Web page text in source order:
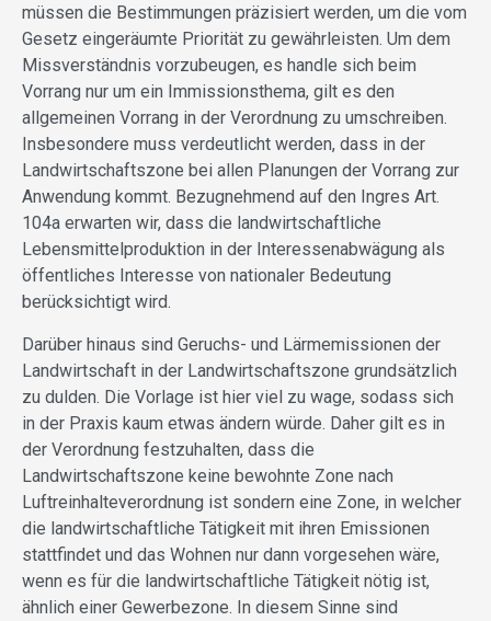
müssen die Bestimmungen präzisiert werden, um die vom
Gesetz eingeräumte Priorität zu gewährleisten. Um dem
Missverständnis vorzubeugen, es handle sich beim
Vorrang nur um ein Immissionsthema, gilt es den
allgemeinen Vorrang in der Verordnung zu umschreiben.
Insbesondere muss verdeutlicht werden, dass in der
Landwirtschaftszone bei allen Planungen der Vorrang zur
Anwendung kommt. Bezugnehmend auf den Ingres Art.
104a erwarten wir, dass die landwirtschaftliche
Lebensmittelproduktion in der Interessenabwägung als
öffentliches Interesse von nationaler Bedeutung
berücksichtigt wird.
Darüber hinaus sind Geruchs- und Lärmemissionen der
Landwirtschaft in der Landwirtschaftszone grundsätzlich
zu dulden. Die Vorlage ist hier viel zu wage, sodass sich
in der Praxis kaum etwas ändern würde. Daher gilt es in
der Verordnung festzuhalten, dass die
Landwirtschaftszone keine bewohnte Zone nach
Luftreinhalteverordnung ist sondern eine Zone, in welcher
die landwirtschaftliche Tätigkeit mit ihren Emissionen
stattfindet und das Wohnen nur dann vorgesehen wäre,
wenn es für die landwirtschaftliche Tätigkeit nötig ist,
ähnlich einer Gewerbezone. In diesem Sinne sind